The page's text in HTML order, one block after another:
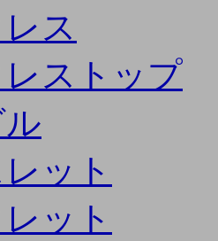
ス
ストップ
ット
ット